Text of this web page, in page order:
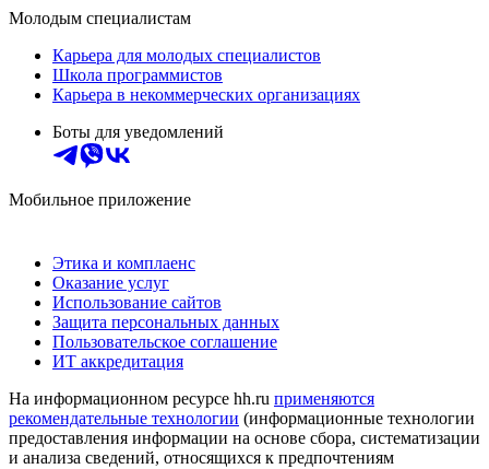
Молодым специалистам
Карьера для молодых специалистов
Школа программистов
Карьера в некоммерческих организациях
Боты для уведомлений
Мобильное приложение
Этика и комплаенс
Оказание услуг
Использование сайтов
Защита персональных данных
Пользовательское соглашение
ИТ аккредитация
На информационном ресурсе hh.ru применяются
рекомендательные технологии (информационные технологии
предоставления информации на основе сбора, систематизации
и анализа сведений, относящихся к предпочтениям